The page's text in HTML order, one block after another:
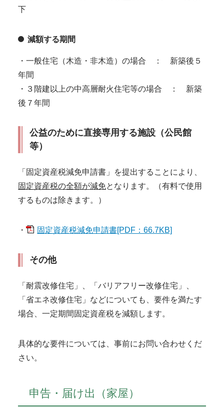
下
減額する期間
・一般住宅（木造・非木造）の場合 ： 新築後５
年間
・３階建以上の中高層耐火住宅等の場合 ： 新築
後７年間
公益のために直接専用する施設（公民館
等）
「固定資産税減免申請書」を提出することにより、
固定資産税の全額が減免となります。（有料で使用
するものは除きます。）
・ 固定資産税減免申請書[PDF：66.7KB]
その他
「耐震改修住宅」、「バリアフリー改修住宅」、
「省エネ改修住宅」などについても、要件を満たす
場合、一定期間固定資産税を減額します。
具体的な要件については、事前にお問い合わせくだ
さい。
申告・届け出（家屋）